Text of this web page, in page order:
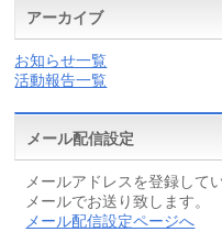
アーカイブ
お知らせ一覧
活動報告一覧
メール配信設定
メールアドレスを登録して
メールでお送り致します。
メール配信設定ページへ